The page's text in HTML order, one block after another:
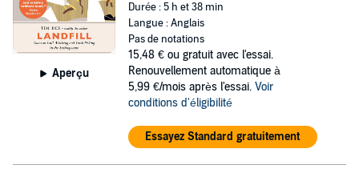
Aperçu
Durée : 5 h et 38 min
Langue : Anglais
Pas de notations
15,48 € ou gratuit avec l'essai.
Renouvellement automatique à
5,99 €/mois après l'essai. Voir
conditions d'éligibilité
Essayez Standard gratuitement